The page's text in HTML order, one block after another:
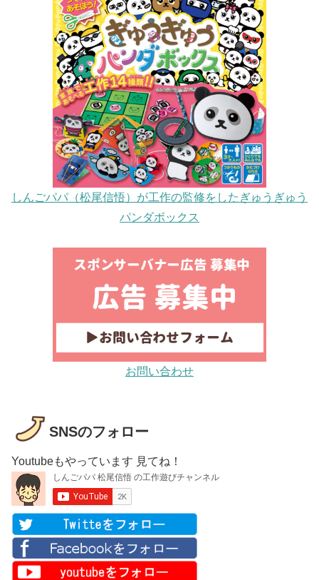
しんごパパ（松尾信悟）が工作の監修をしたぎゅうぎゅう
パンダボックス
お問い合わせ
SNSのフォロー
Youtubeもやっています 見てね！